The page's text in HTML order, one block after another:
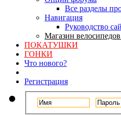
Все разделы
Навигация
Руководство
Магазин
ПОКАТУШКИ
ГОНКИ
Что нового?
Регистрация